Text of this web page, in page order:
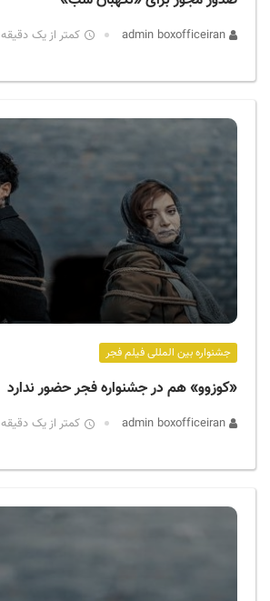
کمتر از یک دقیقه
جشنواره بین المللی فیلم فجر
«کوزوو» هم در جشنواره فجر حضور ندارد
کمتر از یک دقیقه